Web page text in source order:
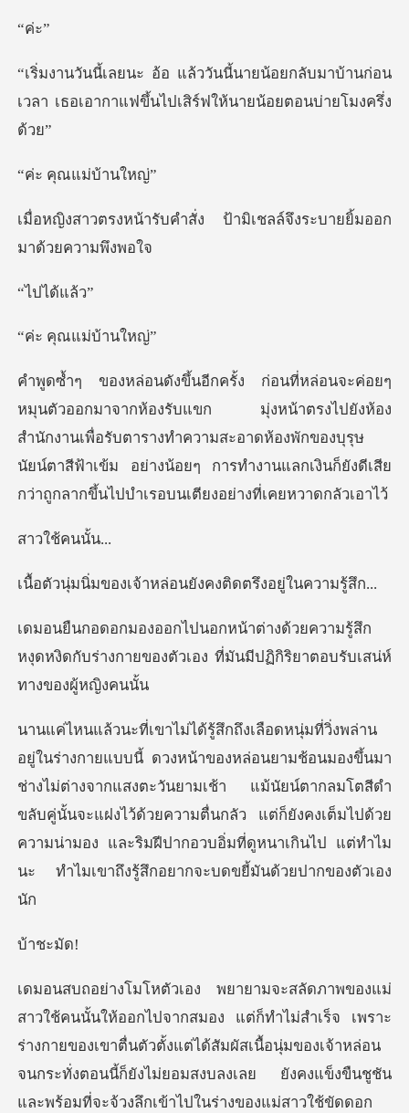
ค่
ยน้อยกลับมาบ้านก่อน
เวลา เธอเอากาแฟขึ้น
ุณแม่บ้
ำสั่ง ป้ามิเชลล์จึงระบาย
ได้แ
ุณแม่บ้
หน้าตรงไปยังห้อง
สำนักงานเพื่อรับตารางทำความสะอาดห้องพักของบุรุษ
นัยน์ตาสีฟ้าเข้ม อย่าง
ช้คนน
เจ้าหล่อนยังคงติดตรึ
ู้สึก
หงุดหงิดกับร่างกายของตัวเอง ที่มันมี
นมา
ช่างไม่ต่างจากแสงตะวันยามเช้า แม้นัยน์ตากลมโตสีดำ
ขลับคู่นั้นจะแฝงไว้ด้วยความตื่นกลัว แต่ก็ยังคงเต็มไปด
ชะม
จ เพราะ
ร่างกายของเขาตื่นตัวตั้งแต่ได้สัมผัสเนื้อนุ่มของเจ้าหล่อน
จนกระทั่งตอนนี้ก็ยังไม่